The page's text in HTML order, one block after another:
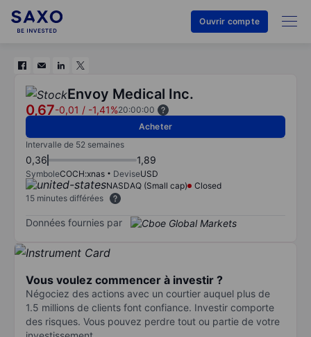
Ouvrir compte
Envoy Medical Inc.
0,67-0,01 / -1,41%20:00:00
Acheter
Intervalle de 52 semaines
0,36 1,89
SymboleCOCH:xnas DeviseUSD
NASDAQ (Small cap)
Closed
15 minutes différées
Données fournies par
Vous voulez commencer à investir ?
Négociez des actions avec un courtier auquel plus de
1.5 millions de clients font confiance. Investir comporte
des risques. Vous pouvez perdre tout ou partie de votre